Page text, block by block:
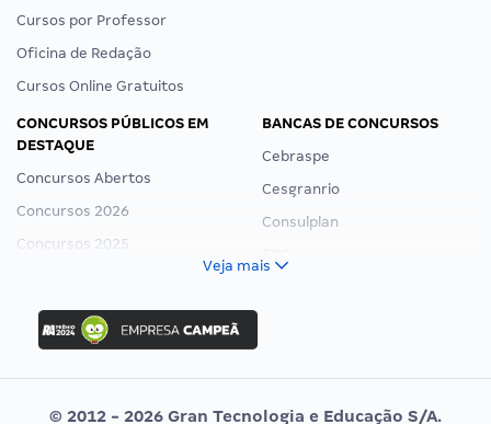
Cursos por Professor
Oficina de Redação
Cursos Online Gratuitos
CONCURSOS PÚBLICOS EM
DESTAQUE
Concursos Abertos
Concursos 2026
Concursos 2025
Concurso Ibama
Concurso MPU
Editais publicados
BANCAS DE CONCURSOS
Cebraspe
Cesgranrio
Consulplan
Vunesp
Veja mais
© 2012 - 2026 Gran Tecnologia e Educação S/A.